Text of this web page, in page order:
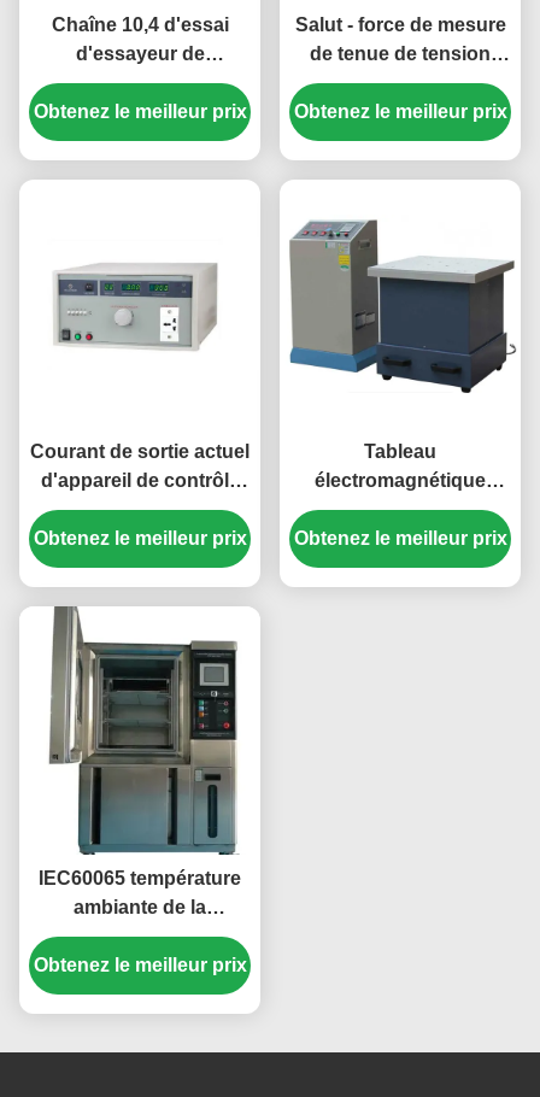
Chaîne 10,4 d'essai
d'essayeur de
résistance d'isolation
de clause de
100kΩ-5TΩ
Obtenez le meilleur prix
Salut - force de mesure
de tenue de tension
d'appareil de contrôle
de tenue de tension de
pot
Obtenez le meilleur prix
Courant de sortie actuel
d'appareil de contrôle
de fuite de 9.1.1.2 B de
clause 0.03~2mA/20mA
Obtenez le meilleur prix
Tableau
électromagnétique
vertical de vibration
avec l'exactitude 0.01Hz
de fréquence
Obtenez le meilleur prix
IEC60065 température
ambiante de la
température 2014 de la
clause 8,3 et de
chambre d'humidité de
Obtenez le meilleur prix